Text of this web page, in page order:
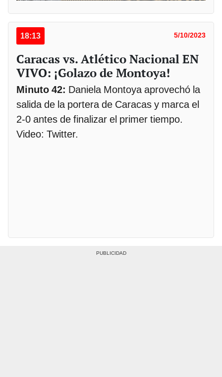
18:13 5/10/2023
Caracas vs. Atlético Nacional EN
VIVO: ¡Golazo de Montoya!
Minuto 42: Daniela Montoya aprovechó la
salida de la portera de Caracas y marca el
2-0 antes de finalizar el primer tiempo.
Video: Twitter.